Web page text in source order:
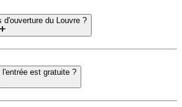
du Louvre ?
est gratuite ?